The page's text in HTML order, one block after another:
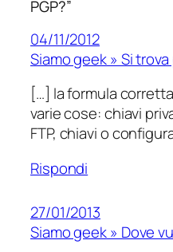
PGP?”
04/11/2012
Siamo geek » Si
[…] la formula
varie cose: chiavi
FTP, chiavi o
Rispondi
27/01/2013
Siamo geek » Dove